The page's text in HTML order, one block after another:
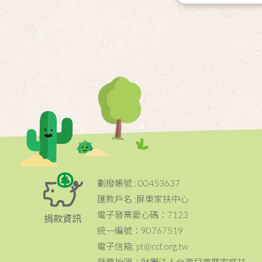
捐款資訊
劃撥帳號 : 00453637
匯款戶名 :屏東家扶中心
電子發票愛心碼：7123
統一編號：90767519
電子信箱: pt@ccf.org.tw